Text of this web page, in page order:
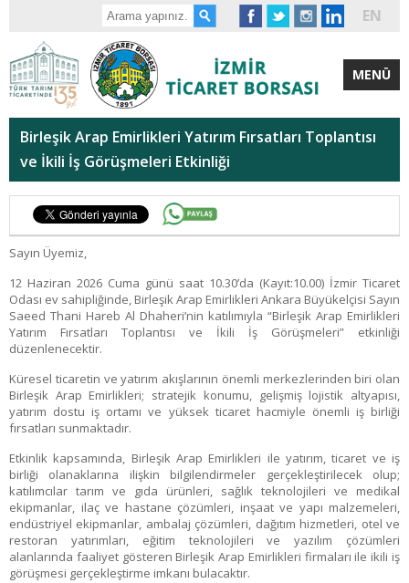
EN
MENÜ
Birleşik Arap Emirlikleri Yatırım Fırsatları Toplantısı
ve İkili İş Görüşmeleri Etkinliği
Sayın Üyemiz,
12 Haziran 2026 Cuma günü saat 10.30’da (Kayıt:10.00) İzmir Ticaret
Odası ev sahipliğinde, Birleşik Arap Emirlikleri Ankara Büyükelçisi Sayın
Saeed Thani Hareb Al Dhaheri’nin katılımıyla “Birleşik Arap Emirlikleri
Yatırım Fırsatları Toplantısı ve İkili İş Görüşmeleri” etkinliği
düzenlenecektir.
Küresel ticaretin ve yatırım akışlarının önemli merkezlerinden biri olan
Birleşik Arap Emirlikleri; stratejik konumu, gelişmiş lojistik altyapısı,
yatırım dostu iş ortamı ve yüksek ticaret hacmiyle önemli iş birliği
fırsatları sunmaktadır.
Etkinlik kapsamında, Birleşik Arap Emirlikleri ile yatırım, ticaret ve iş
birliği olanaklarına ilişkin bilgilendirmeler gerçekleştirilecek olup;
katılımcılar tarım ve gıda ürünleri, sağlık teknolojileri ve medikal
ekipmanlar, ilaç ve hastane çözümleri, inşaat ve yapı malzemeleri,
endüstriyel ekipmanlar, ambalaj çözümleri, dağıtım hizmetleri, otel ve
restoran yatırımları, eğitim teknolojileri ve yazılım çözümleri
alanlarında faaliyet gösteren Birleşik Arap Emirlikleri firmaları ile ikili iş
görüşmesi gerçekleştirme imkanı bulacaktır.